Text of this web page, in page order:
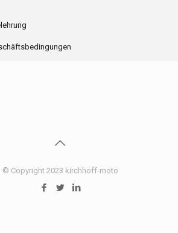
© Copyright 2023 kirchhoff-moto